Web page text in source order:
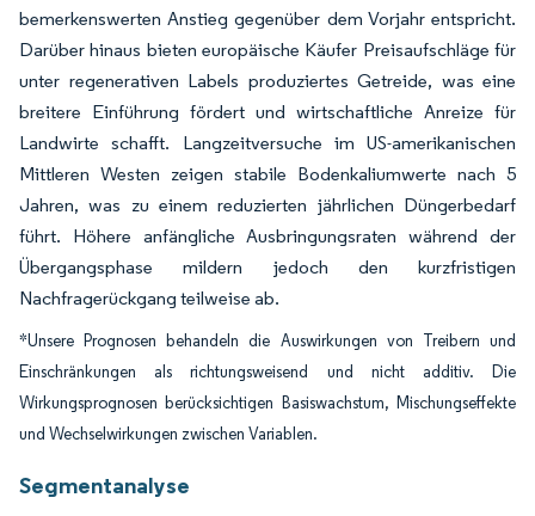
bemerkenswerten Anstieg gegenüber dem Vorjahr entspricht.
Darüber hinaus bieten europäische Käufer Preisaufschläge für
unter regenerativen Labels produziertes Getreide, was eine
breitere Einführung fördert und wirtschaftliche Anreize für
Landwirte schafft. Langzeitversuche im US-amerikanischen
Mittleren Westen zeigen stabile Bodenkaliumwerte nach 5
Jahren, was zu einem reduzierten jährlichen Düngerbedarf
führt. Höhere anfängliche Ausbringungsraten während der
Übergangsphase mildern jedoch den kurzfristigen
Nachfragerückgang teilweise ab.
*Unsere Prognosen behandeln die Auswirkungen von Treibern und
Einschränkungen als richtungsweisend und nicht additiv. Die
Wirkungsprognosen berücksichtigen Basiswachstum, Mischungseffekte
und Wechselwirkungen zwischen Variablen.
Segmentanalyse